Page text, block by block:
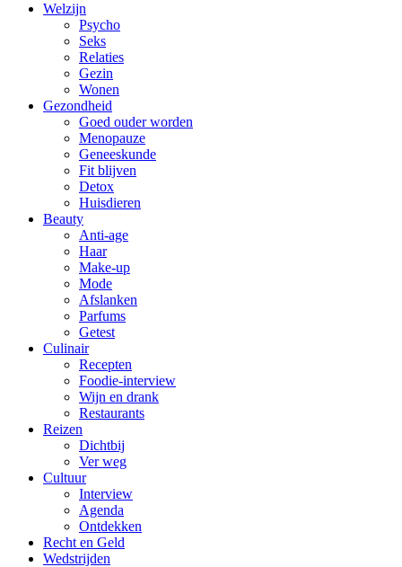
Welzijn
Psycho
Seks
Relaties
Gezin
Wonen
Gezondheid
Goed ouder worden
Menopauze
Geneeskunde
Fit blijven
Detox
Huisdieren
Beauty
Anti-age
Haar
Make-up
Mode
Afslanken
Parfums
Getest
Culinair
Recepten
Foodie-interview
Wijn en drank
Restaurants
Reizen
Dichtbij
Ver weg
Cultuur
Interview
Agenda
Ontdekken
Recht en Geld
Wedstrijden